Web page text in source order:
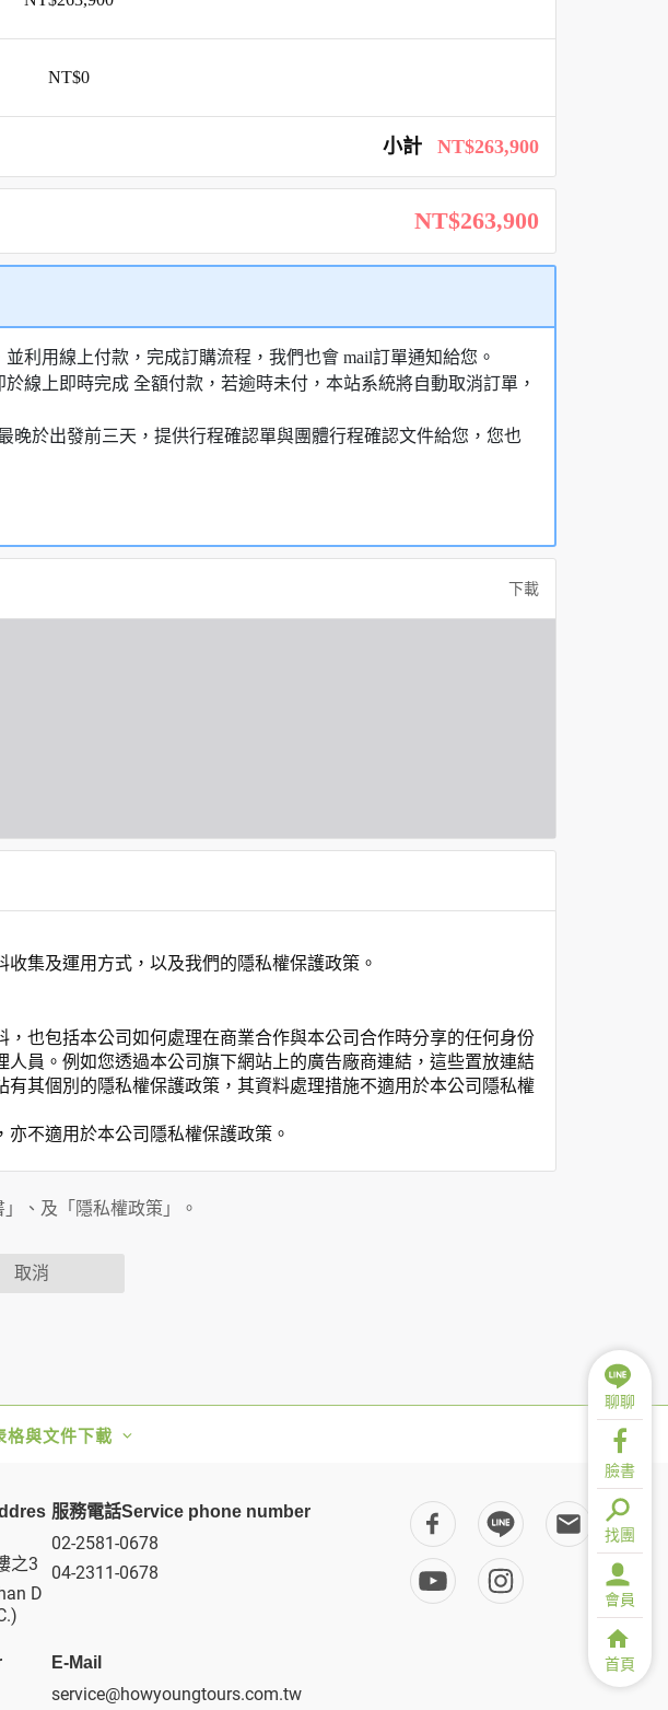
NT$0
小計 NT$263,900
NT$263,900
利用線上付款，完成訂購流程，我們也會 mail訂單通知給您。
線上即時完成 全額付款，若逾時未付，本站系統將自動取消訂單，
晚於出發前三天，提供行程確認單與團體行程確認文件給您，您也
下載
集及運用方式，以及我們的隱私權保護政策。
也包括本公司如何處理在商業合作與本公司合作時分享的任何身份
員。例如您透過本公司旗下網站上的廣告廠商連結，這些置放連結
其個別的隱私權保護政策，其資料處理措施不適用於本公司隱私權
不適用於本公司隱私權保護政策。
使用的瀏覽器、瀏覽及點選資料記錄等，做為我們增進網站服務的
日期、性別、行業等相關資料，當您註冊成功，並登入使用我們的
電子郵件、出生日期、性別、行業等相關資料，當您註冊成功，並
網頁，除非您願意告知您的個人資料，否則本網站不會也無法將此
個人的資料。對於您主動提供的個人資訊，這些廣告廠商、或連結
負任何連帶責任。
在該資料或電子郵件上註明是由本公司發送，也會在該資料或電子
、及「隱私權政策」。
取消
聊聊
臉書
找團
會員
首頁
格與文件下載
之3
D
服務電話Service phone number
02-2581-0678
04-2311-0678
E-Mail
service@howyoungtours.com.tw